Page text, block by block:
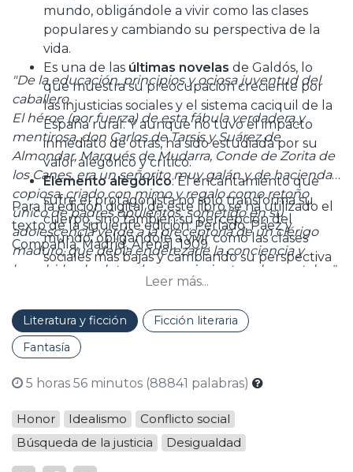
mundo, obligándole a vivir como las clases
populares y cambiando su perspectiva de la
vida.
Es una de las últimas novelas de Galdós, lo
que muestra su preocupación creciente por
las injusticias sociales y el sistema caciquil de la
España rural. Y aunque no tuvo el impacto
inmediato de otras, ha sido estudiada por su
valor alegórico y crítico.
Elemento alegórico: El encantamiento que
sufre el protagonista no solo transforma su
cuerpo, sino también su percepción del
mundo, obligándole a vivir como las clases
sociales más bajas y cambiando su perspectiva
"De la educación, principios y ociosa juventud del
caballero.
El héroe (por fuerza) de esta fábula verdadera y
mentirosa, don Carlos de Tarsis y Suárez de
Almondar, Marqués de Mudarra, Conde de Zorita de
los Canes, era un señorito muy galán y de hacienda
copiosa, criado con mimo y regalo como retoño
único de padres opulentos, sometido en su
adolescencia verde a la preceptoría de un clérigo
maduro, que debía enderezarle la conciencia y
henchirle el caletre de conocimientos elementales."
Para la edición digital de este libro se ha utilizado el
texto de la siguiente edición: Perlado, Páez y
Compañía, Madrid, Arenal, 1909.
Leer más...
Literatura y ficción
Ficción literaria
Fantasía
5 horas 56 minutos (88841 palabras)
Honor Idealismo
Conflicto social
Búsqueda de la justicia
Desigualdad